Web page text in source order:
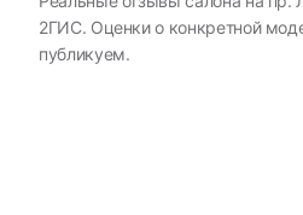
2ГИС. Оценки о конкретной
публикуем.